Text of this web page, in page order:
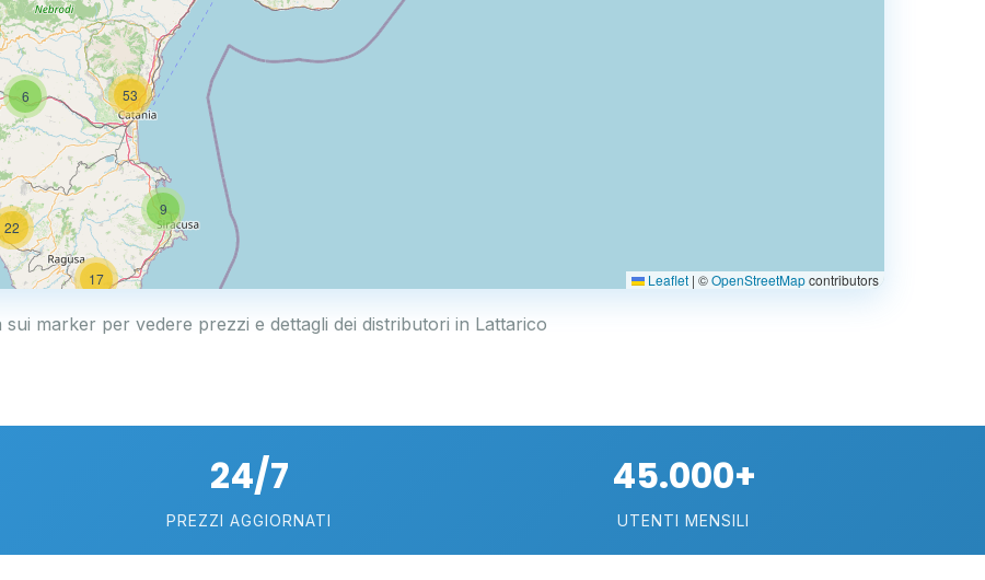
9
6 53
17
22
Leaflet | ©OpenStreetMapcontributors
sui marker per vedere prezzi e dettagli dei distributori in Lattarico
24/7
PREZZI AGGIORNATI
45.000+
UTENTI MENSILI